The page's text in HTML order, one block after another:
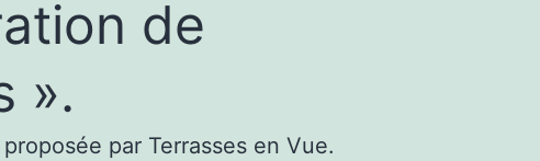
de
».
par Terrasses en Vue.